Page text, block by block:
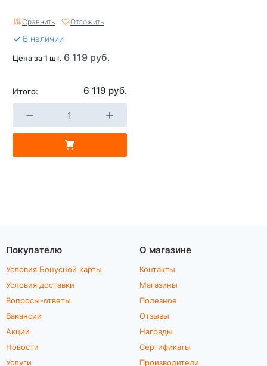
Сравнить Отложить
В наличии
Цена за 1 шт. 6 119 руб.
Итого: 6 119 руб.
Покупателю
Условия Бонусной карты
Условия доставки
Вопросы-ответы
Вакансии
Акции
Новости
Услуги
О магазине
Контакты
Магазины
Полезное
Отзывы
Награды
Сертификаты
Производители